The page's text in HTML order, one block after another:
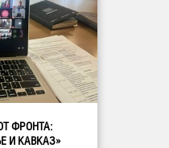
ФРОНТА:
И КАВКАЗ»